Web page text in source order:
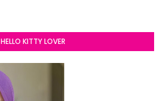
HELLO KITTY LOVER